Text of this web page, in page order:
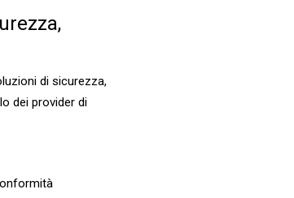
di sicurezza,
dei provider di